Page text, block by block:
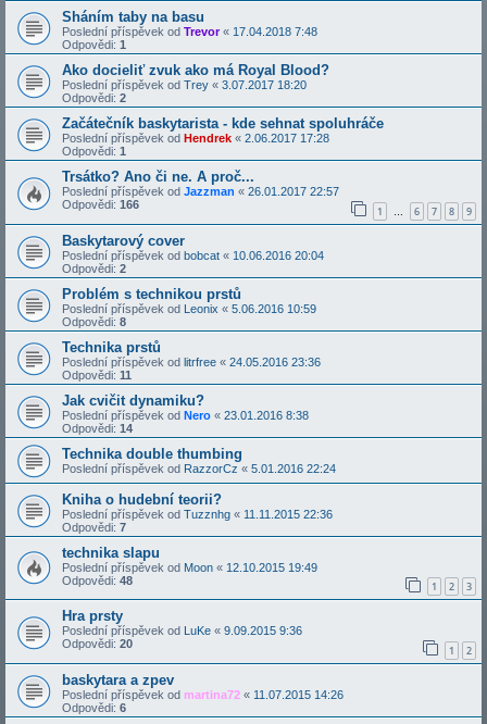
Sháním taby na basu
Poslední příspěvek od Trevor« 17.04.2018 7:48
Odpovědi: 1
Ako docieliť zvuk ako má Royal Blood?
Poslední příspěvek od Trey « 3.07.2017 18:20
Odpovědi: 2
Začátečník baskytarista - kde sehnat spoluhráče
Poslední příspěvek od Hendrek « 2.06.2017 17:28
Odpovědi: 1
Trsátko? Ano či ne. A proč...
Poslední příspěvek od Jazzman « 26.01.2017 22:57
Odpovědi: 166 1 … 6 7 8 9
Baskytarový cover
Poslední příspěvek od bobcat « 10.06.2016 20:04
Odpovědi: 2
Problém s technikou prstů
Poslední příspěvek od Leonix « 5.06.2016 10:59
Odpovědi: 8
Technika prstů
Poslední příspěvek od litrfree « 24.05.2016 23:36
Odpovědi: 11
Jak cvičit dynamiku?
Poslední příspěvek od Nero « 23.01.2016 8:38
Odpovědi: 14
Technika double thumbing
Poslední příspěvek od RazzorCz « 5.01.2016 22:24
Kniha o hudební teorii?
Poslední příspěvek od Tuzznhg « 11.11.2015 22:36
Odpovědi: 7
technika slapu
Poslední příspěvek od Moon « 12.10.2015 19:49
Odpovědi: 48 1 2 3
Hra prsty
Poslední příspěvek od LuKe « 9.09.2015 9:36
Odpovědi: 20 1 2
baskytara a zpev
Poslední příspěvek od martina72 « 11.07.2015 14:26
Odpovědi: 6